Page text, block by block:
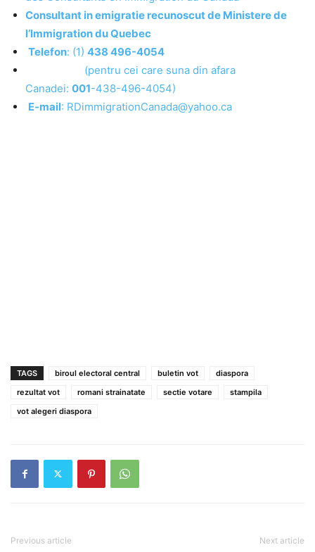
Consultant in emigratie recunoscut de Ministere de
l’Immigration du Quebec
Telefon: (1) 438 496-4054
(pentru cei care suna din afara
Canadei: 001-438-496-4054)
E-mail: RDimmigrationCanada@yahoo.ca
TAGS biroul electoral central buletin vot
diaspora
rezultat vot
romani strainatate sectie votare
stampila
vot alegeri diaspora
Previous article Next article